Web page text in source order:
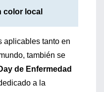
color local
aplicables tanto en
también se
de Enfermedad
a la